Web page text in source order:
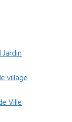
village
Ville